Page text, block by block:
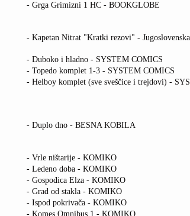
- Grga Grimizni 1 HC - BOOKGLOBE
- Kapetan Nitrat "Kratki rezovi" -
- Duboko i hladno - SYSTEM COMICS
- Topedo komplet 1-3 - SYSTEM COMICS
- Helboy komplet (sve sveščice i trejdovi) -
- Duplo dno - BESNA KOBILA
- Vrle ništarije - KOMIKO
- Ledeno doba - KOMIKO
- Gospođica Elza - KOMIKO
- Grad od stakla - KOMIKO
- Ispod pokrivača - KOMIKO
- Komes Omnibus 1 - KOMIKO